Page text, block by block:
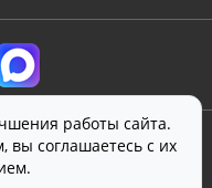
в Москве
работы сайта.
вы соглашаетесь с их